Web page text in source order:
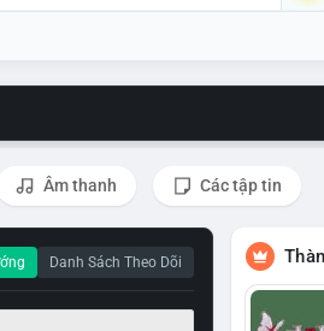
Âm thanh Các tập tin
Danh Sách Theo Dõi